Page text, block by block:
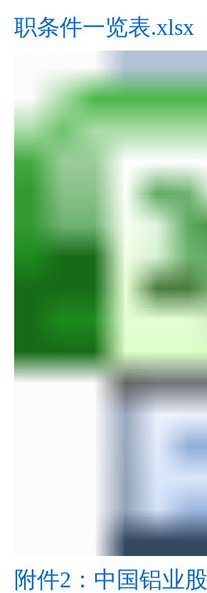
职条件一览表.xlsx
附件2：中国铝业